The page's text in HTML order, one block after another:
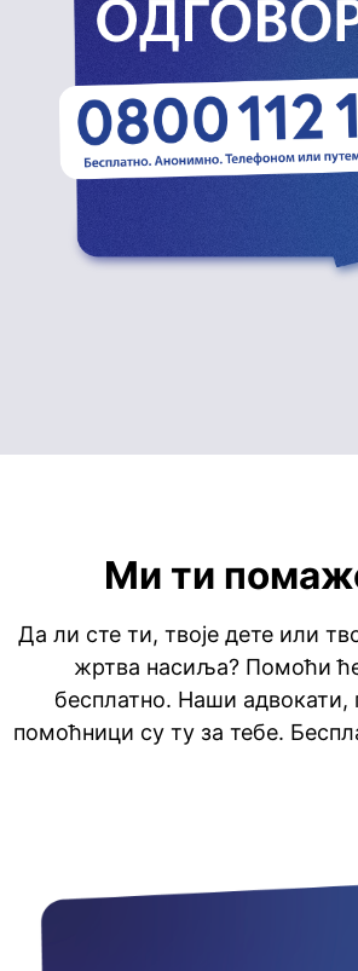
Ми ти
Да ли сте ти, твоје дете или
жртва насиља? Помоћи
бесплатно. Наши адвокати,
помоћници су ту за тебе.